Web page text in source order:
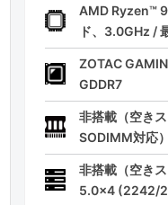
AMD Ryzen™
ド、3.0GHz /
ZOTAC
GDDR7
非搭載（空き
SODIMM対応
非搭載（空き
5.0×4 (2242/